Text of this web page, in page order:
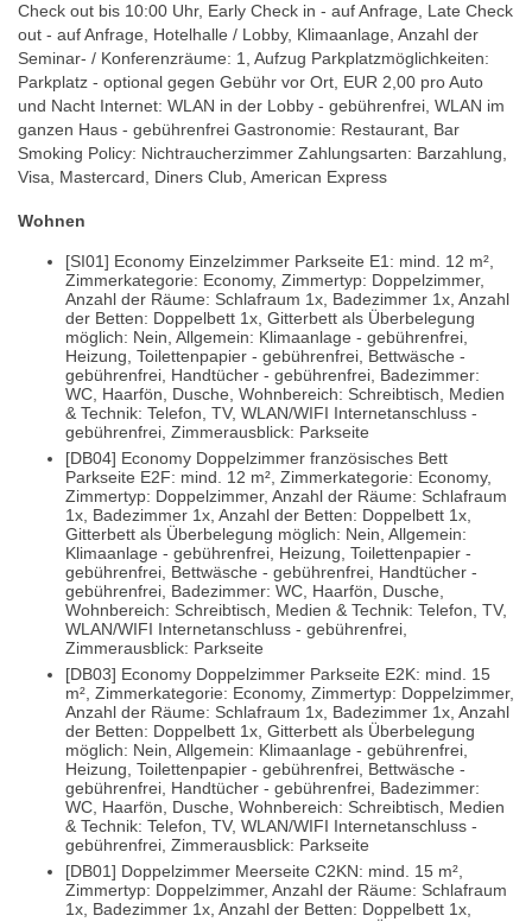
Check out bis 10:00 Uhr, Early Check in - auf Anfrage, Late Check
out - auf Anfrage, Hotelhalle / Lobby, Klimaanlage, Anzahl der
Seminar- / Konferenzräume: 1, Aufzug Parkplatzmöglichkeiten:
Parkplatz - optional gegen Gebühr vor Ort, EUR 2,00 pro Auto
und Nacht Internet: WLAN in der Lobby - gebührenfrei, WLAN im
ganzen Haus - gebührenfrei Gastronomie: Restaurant, Bar
Smoking Policy: Nichtraucherzimmer Zahlungsarten: Barzahlung,
Visa, Mastercard, Diners Club, American Express
Wohnen
[SI01] Economy Einzelzimmer Parkseite E1: mind. 12 m²,
Zimmerkategorie: Economy, Zimmertyp: Doppelzimmer,
Anzahl der Räume: Schlafraum 1x, Badezimmer 1x, Anzahl
der Betten: Doppelbett 1x, Gitterbett als Überbelegung
möglich: Nein, Allgemein: Klimaanlage - gebührenfrei,
Heizung, Toilettenpapier - gebührenfrei, Bettwäsche -
gebührenfrei, Handtücher - gebührenfrei, Badezimmer:
WC, Haarfön, Dusche, Wohnbereich: Schreibtisch, Medien
& Technik: Telefon, TV, WLAN/WIFI Internetanschluss -
gebührenfrei, Zimmerausblick: Parkseite
[DB04] Economy Doppelzimmer französisches Bett
Parkseite E2F: mind. 12 m², Zimmerkategorie: Economy,
Zimmertyp: Doppelzimmer, Anzahl der Räume: Schlafraum
1x, Badezimmer 1x, Anzahl der Betten: Doppelbett 1x,
Gitterbett als Überbelegung möglich: Nein, Allgemein:
Klimaanlage - gebührenfrei, Heizung, Toilettenpapier -
gebührenfrei, Bettwäsche - gebührenfrei, Handtücher -
gebührenfrei, Badezimmer: WC, Haarfön, Dusche,
Wohnbereich: Schreibtisch, Medien & Technik: Telefon, TV,
WLAN/WIFI Internetanschluss - gebührenfrei,
Zimmerausblick: Parkseite
[DB03] Economy Doppelzimmer Parkseite E2K: mind. 15
m², Zimmerkategorie: Economy, Zimmertyp: Doppelzimmer,
Anzahl der Räume: Schlafraum 1x, Badezimmer 1x, Anzahl
der Betten: Doppelbett 1x, Gitterbett als Überbelegung
möglich: Nein, Allgemein: Klimaanlage - gebührenfrei,
Heizung, Toilettenpapier - gebührenfrei, Bettwäsche -
gebührenfrei, Handtücher - gebührenfrei, Badezimmer:
WC, Haarfön, Dusche, Wohnbereich: Schreibtisch, Medien
& Technik: Telefon, TV, WLAN/WIFI Internetanschluss -
gebührenfrei, Zimmerausblick: Parkseite
[DB01] Doppelzimmer Meerseite C2KN: mind. 15 m²,
Zimmertyp: Doppelzimmer, Anzahl der Räume: Schlafraum
1x, Badezimmer 1x, Anzahl der Betten: Doppelbett 1x,